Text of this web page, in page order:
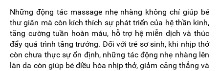
Những động tác massage nhẹ nhàng không chỉ giúp bé
thư giãn mà còn kích thích sự phát triển của hệ thần kinh,
tăng cường tuần hoàn máu, hỗ trợ hệ miễn dịch và thúc
đẩy quá trình tăng trưởng. Đối với trẻ sơ sinh, khi nhịp thở
còn chưa thực sự ổn định, những tác động nhẹ nhàng lên
làn da còn giúp bé điều hòa nhịp thở, giảm căng thẳng và